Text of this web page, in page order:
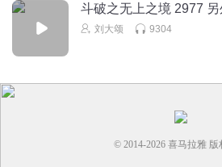
斗破之无上之境 2977
刘大颂 9304
© 2014-2026 喜马拉雅 版